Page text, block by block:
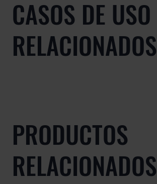
CASOS DE USO
RELACIONADOS
PRODUCTOS
RELACIONADOS